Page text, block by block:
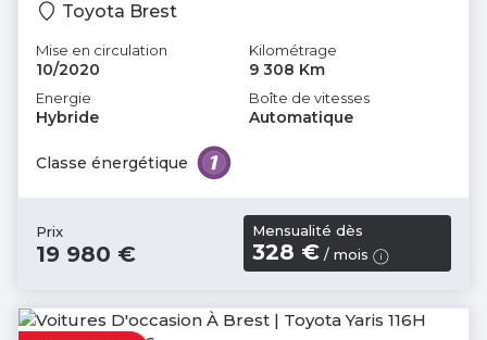
Toyota Brest
Mise en circulation
10/2020
Kilométrage
9 308 Km
Energie
Hybride
Boîte de vitesses
Automatique
Classe énergétique
Prix
19 980 €
Mensualité dès
328 € / mois